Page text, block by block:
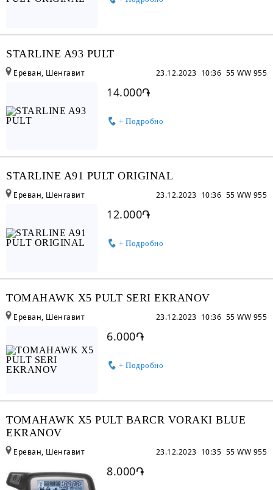
STARLINE A93 PULT
14.000֏
+ Подробно
55 WW 955
23.12.2023 10:36
Ереван, Шенгавит
STARLINE A91 PULT ORIGINAL
12.000֏
+ Подробно
55 WW 955
23.12.2023 10:36
Ереван, Шенгавит
TOMAHAWK X5 PULT SERI EKRANOV
6.000֏
+ Подробно
55 WW 955
23.12.2023 10:36
Ереван, Шенгавит
TOMAHAWK X5 PULT BARCR VORAKI BLUE
EKRANOV
8.000֏
55 WW 955
23.12.2023 10:35
Ереван, Шенгавит